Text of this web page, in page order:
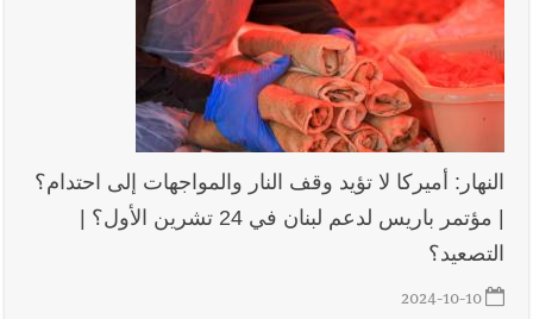
البطولة
أخبار صيدا مؤسسة مياه لبنان الجنوبي : انخفاض التغذية بالمياه
في صيدا نتيجة الانقطاع المتكرر لخط الخدمات الكهربائي
أخبار لبنان
النهار: أميركا لا تؤيد وقف النار والمواجهات إلى احتدام؟
| مؤتمر باريس لدعم لبنان في 24 تشرين الأول؟ |
التصعيد؟
2024-10-10